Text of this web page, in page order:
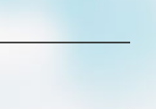
combinarle